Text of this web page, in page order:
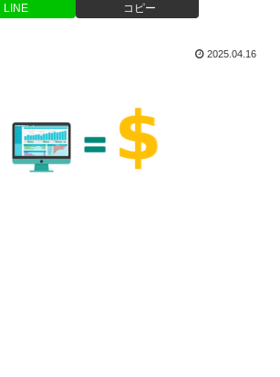
LINE コピー
2025.04.16